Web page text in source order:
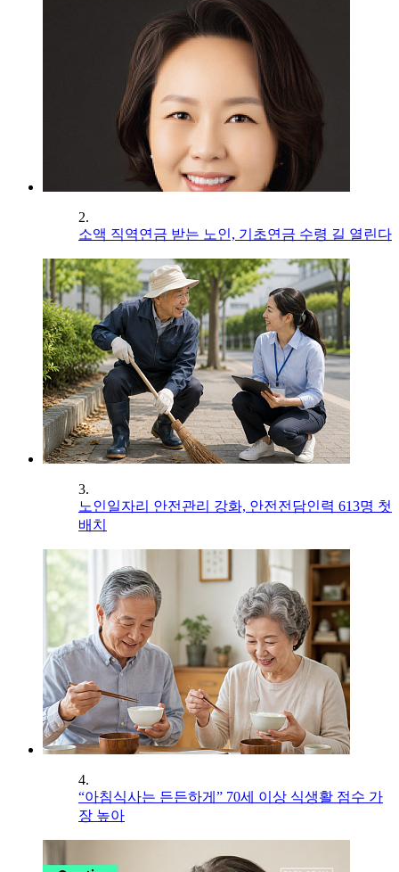
2.
소액 직역연금 받는 노인, 기초연금 수령 길 열린다
3.
노인일자리 안전관리 강화, 안전전담인력 613명 첫
배치
4.
“아침식사는 든든하게” 70세 이상 식생활 점수 가
장 높아